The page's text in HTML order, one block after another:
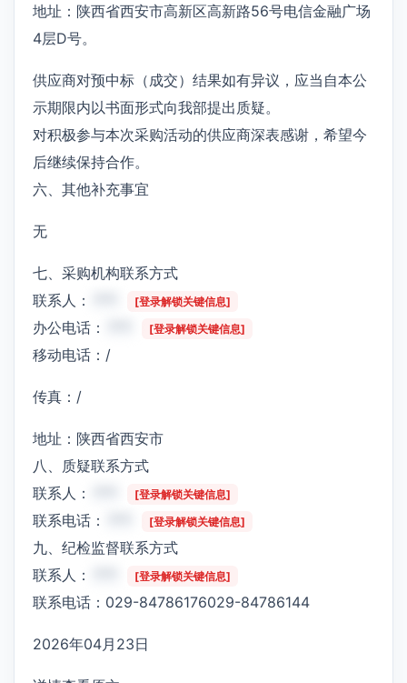
地址：陕西省西安市高新区高新路56号电信金融广场
4层D号。
供应商对预中标（成交）结果如有异议，应当自本公
示期限内以书面形式向我部提出质疑。
对积极参与本次采购活动的供应商深表感谢，希望今
后继续保持合作。
六、其他补充事宜
无
七、采购机构联系方式
联系人：
[登录解锁关键信息]
办公电话： [登录解锁关键信息]
移动电话：/
传真：/
地址：陕西省西安市
八、质疑联系方式
联系人：
[登录解锁关键信息]
联系电话： [登录解锁关键信息]
九、纪检监督联系方式
联系人：
[登录解锁关键信息]
联系电话：029-84786176029-84786144
2026年04月23日